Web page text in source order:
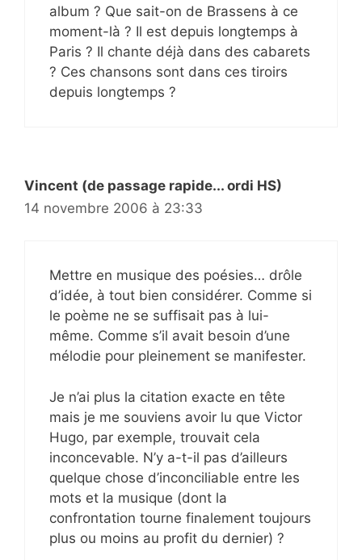
album ? Que sait-on de Brassens à ce
moment-là ? Il est depuis longtemps à
Paris ? Il chante déjà dans des cabarets
? Ces chansons sont dans ces tiroirs
depuis longtemps ?
Vincent (de passage rapide... ordi HS)
14 novembre 2006 à 23:33
Mettre en musique des poésies… drôle
d’idée, à tout bien considérer. Comme si
le poème ne se suffisait pas à lui-
même. Comme s’il avait besoin d’une
mélodie pour pleinement se manifester.
Je n’ai plus la citation exacte en tête
mais je me souviens avoir lu que Victor
Hugo, par exemple, trouvait cela
inconcevable. N’y a-t-il pas d’ailleurs
quelque chose d’inconciliable entre les
mots et la musique (dont la
confrontation tourne finalement toujours
plus ou moins au profit du dernier) ?